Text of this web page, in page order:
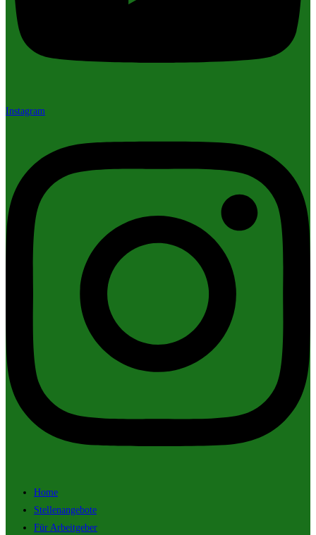
Instagram
Home
Stellenangebote
Für Arbeitgeber